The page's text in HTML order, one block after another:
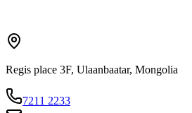
Regis place 3F, Ulaanbaatar, Mongolia
7211 2233